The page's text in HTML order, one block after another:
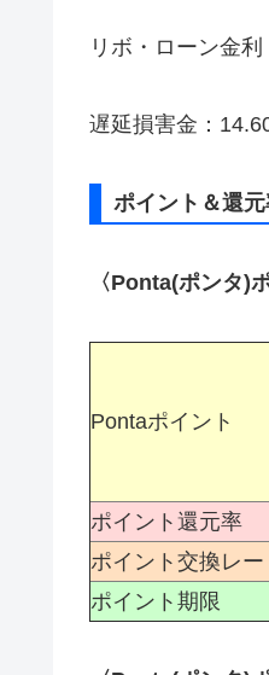
リボ・ローン金
遅延損害金：
ポイント＆還
〈Ponta(ポンタ)
Pontaポイント
ポイント還元率
ポイント交換レー
ポイント期限